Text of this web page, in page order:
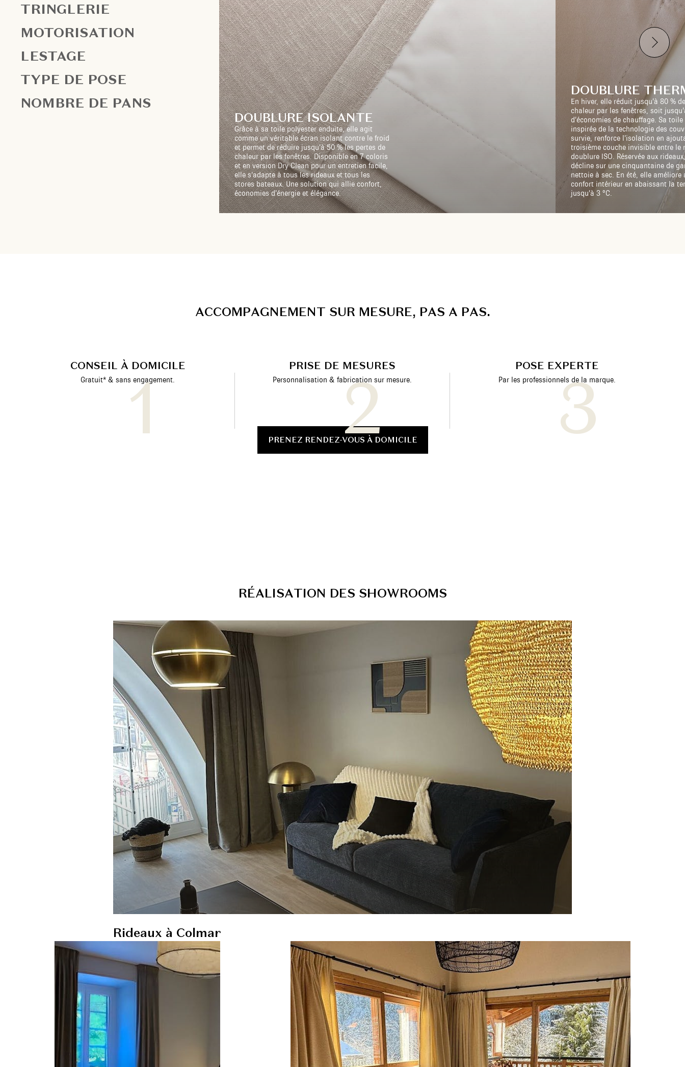
TRINGLERIE
MOTORISATION
LESTAGE
TYPE DE POSE
NOMBRE DE PANS
DOUBLURE ISOLANTE
Grâce à sa toile polyester enduite, elle agit
comme un véritable écran isolant contre le froid
et permet de réduire jusqu’à 50 % les pertes de
chaleur par les fenêtres. Disponible en 7 coloris
et en version Dry Clean pour un entretien facile,
elle s’adapte à tous les rideaux et tous les
stores bateaux. Une solution qui allie confort,
économies d’énergie et élégance.
DOUBLURE
En hiver, elle réduit jusqu’à 80 %
chaleur par les fenêtres, soit
d’économies de chauffage. Sa
inspirée de la technologie des
survie, renforce l’isolation en
troisième couche invisible entre le
doublure ISO. Réservée aux
décline sur une cinquantaine de
nettoie à sec. En été, elle améliore
confort intérieur en abaissant la
jusqu’à 3 °C.
ACCOMPAGNEMENT SUR MESURE, PAS A PAS.
CONSEIL À DOMICILE
Gratuit* & sans engagement.
PRISE DE MESURES
Personnalisation & fabrication sur mesure.
POSE EXPERTE
Par les professionnels de la marque.
PRENEZ RENDEZ-VOUS À DOMICILE
RÉALISATION DES SHOWROOMS
Rideaux à Colmar